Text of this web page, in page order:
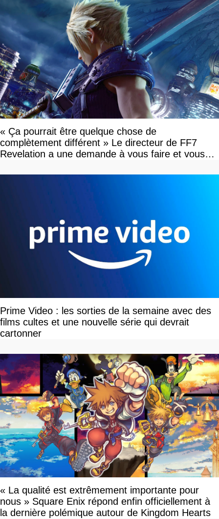
« Ça pourrait être quelque chose de
complètement différent » Le directeur de FF7
Revelation a une demande à vous faire et vous
Prime Video : les sorties de la semaine avec des
films cultes et une nouvelle série qui devrait
cartonner
« La qualité est extrêmement importante pour
nous » Square Enix répond enfin officiellement à
la dernière polémique autour de Kingdom Hearts